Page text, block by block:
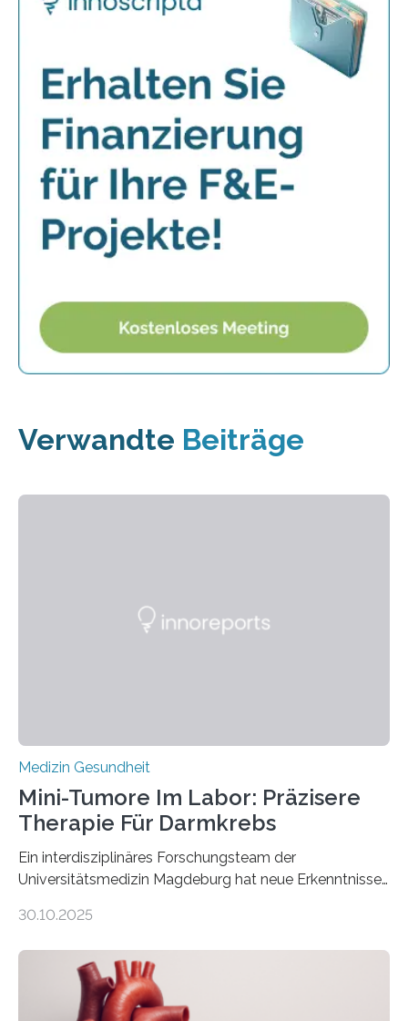
Verwandte Beiträge
Medizin Gesundheit
Mini-Tumore Im Labor: Präzisere
Therapie Für Darmkrebs
Ein interdisziplinäres Forschungsteam der
Universitätsmedizin Magdeburg hat neue Erkenntnisse
behandelt werden kann. In ihrer aktuellen Studie,
Oncology, zeigen die Forschenden, dass Mini-Tumore
aus Gewebe von Patientinnen und Patienten –
sogenannte Organoide – genutzt werden können, um
30.10.2025